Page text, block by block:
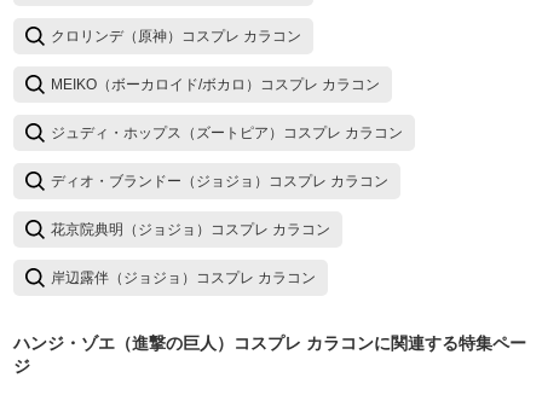
クロリンデ（原神）コスプレ カラコン
MEIKO（ボーカロイド/ボカロ）コスプレ カラコン
ジュディ・ホップス（ズートピア）コスプレ カラコン
ディオ・ブランドー（ジョジョ）コスプレ カラコン
花京院典明（ジョジョ）コスプレ カラコン
岸辺露伴（ジョジョ）コスプレ カラコン
ハンジ・ゾエ（進撃の巨人）コスプレ カラコンに関連する特集ペー
ジ